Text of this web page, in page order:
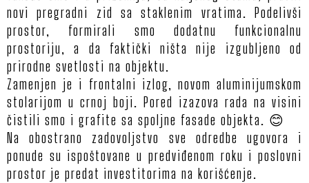
novi pregradni zid sa staklenim vratima. Podelivši
prostor, formirali smo dodatnu funkcionalnu
prostoriju, a da faktički ništa nije izgubljeno od
prirodne svetlosti na objektu.
Zamenjen je i frontalni izlog, novom aluminijumskom
stolarijom u crnoj boji. Pored izazova rada na visini
čistili smo i grafite sa spoljne fasade objekta. 😊
Na obostrano zadovoljstvo sve odredbe ugovora i
ponude su ispoštovane u predviđenom roku i poslovni
prostor je predat investitorima na korišćenje.